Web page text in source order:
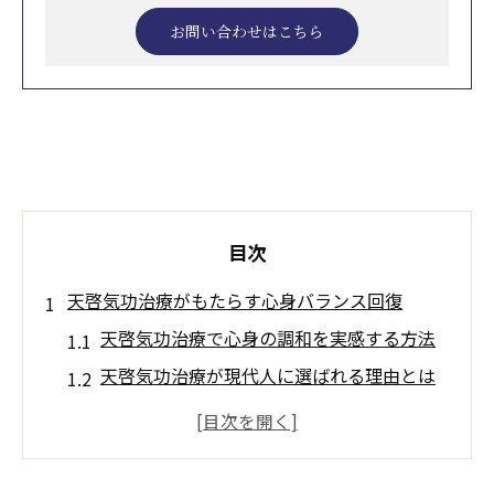
お問い合わせはこちら
目次
天啓気功治療がもたらす心身バランス回復
天啓気功治療で心身の調和を実感する方法
天啓気功治療が現代人に選ばれる理由とは
気の流れを整え心の安定につなげる実践例